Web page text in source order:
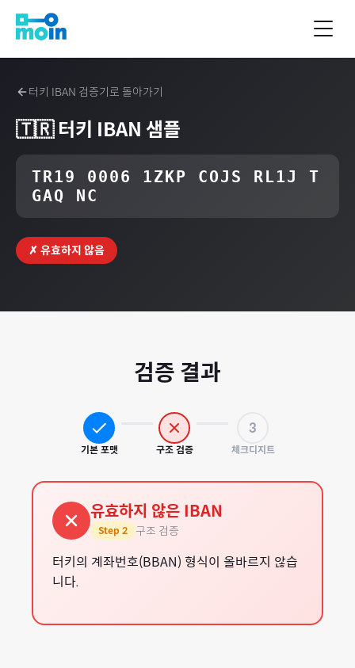
터키 IBAN 검증기로 돌아가기
🇹🇷 터키 IBAN 샘플
TR19 0006 1ZKP COJS RL1J T
GAQ NC
✗ 유효하지 않음
검증 결과
기본 포맷 구조 검증
3
체크디지트
유효하지 않은 IBAN
Step 2 구조 검증
터키의 계좌번호(BBAN) 형식이 올바르지 않습
니다.